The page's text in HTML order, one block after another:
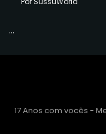
...
17 Anos com vocês -